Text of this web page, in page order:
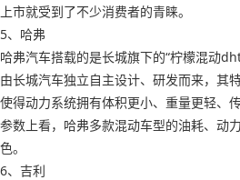
上市就受到了不少消费者的青睐。
5、哈弗
哈弗汽车搭载的是长城旗下的“柠檬混动
由长城汽车独立自主设计、研发而来，其
使得动力系统拥有体积更小、重量更轻、
参数上看，哈弗多款混动车型的油耗、动
色。
6、吉利